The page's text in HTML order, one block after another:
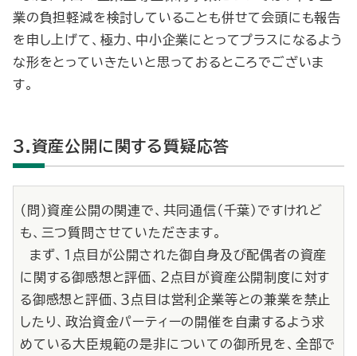
業の負担軽減を検討していることも併せて会頭にも報告
を申し上げて、極力、中小企業にとってプラスになるよう
な形をとっていきたいと思っておるところでございま
す。
3.資産公開に関する質疑応答
（問）資産公開の関連で、共同通信（千葉）ですけれど
も、三つ質問させていただきます。
まず、１点目が公開された御自身及び配偶者の資産
に関する御感想と評価、２点目が資産公開制度に対す
る御感想と評価、３点目は営利企業等との兼業を禁止
したり、政治資金パーティーの開催を自粛するよう求
めている大臣規範の是非についての御所見を、全部で